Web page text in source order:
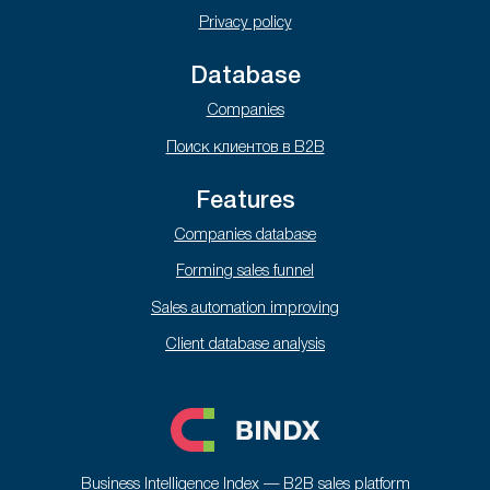
Privacy policy
Database
Companies
Поиск клиентов в B2B
Features
Companies database
Forming sales funnel
Sales automation improving
Client database analysis
Business Intelligence Index — B2B sales platform